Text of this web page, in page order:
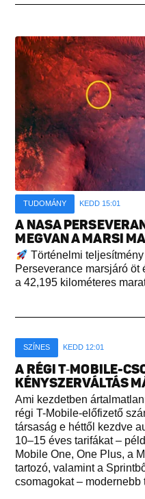
TUDOMÁNY KEDD 15:01
A NASA
MEGVAN A MARSI
Történelmi
Perseverance marsjáró öt
a 42,195 kilométeres
SZÍNES KEDD 12:01
A RÉGI T‑MOBILE-
KÉNYSZERVÁLTÁS
Ami kezdetben
régi T-Mobile-előfizető
társaság e héttől kezdve
10–15 éves tarifákat –
Mobile One, One Plus, a
tartozó, valamint a
csomagokat – modernebb